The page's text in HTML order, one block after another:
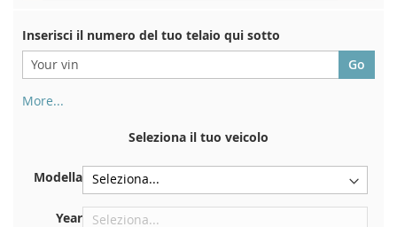
Inserisci il numero del tuo telaio qui sotto
More...
immatricolazione. E anche in macchina
Sulla piastra inferiore del sedile anteriore destro
Centrare contro la paratia sotto il cofano
Proprio nel vano motore
Seleziona il tuo veicolo
Modella
Year